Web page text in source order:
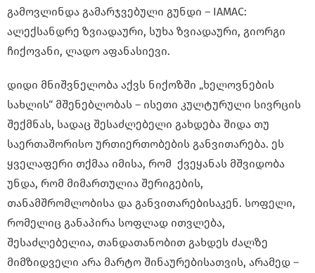
გამოვლინდა გამარჯვებული გუნდი – IAMAC:
ალექსანდრე ზვიადაური, სუხა ზვიადაური, გიორგი
ჩიქოვანი, ლადო აფანასიევი.
დიდი მნიშვნელობა აქვს ნიქოზში „ხელოვნების
სახლის“ მშენებლობას – ისეთი კულტურული სივრცის
შექმნას, სადაც შესაძლებელი გახდება შიდა თუ
საერთაშორისო ურთიერთობების განვითარება. ეს
ყველაფერი თქმაა იმისა, რომ ქვეყანას მშვიდობა
უნდა, რომ მიმართულია შერიგების,
თანამშრომლობისა და განვითარებისაკენ. სოფელი,
რომელიც განაპირა სოფლად ითვლება,
შესაძლებელია, თანდათანობით გახდეს ძალზე
მიმზიდველი არა მარტო შინაურებისათვის, არამედ –